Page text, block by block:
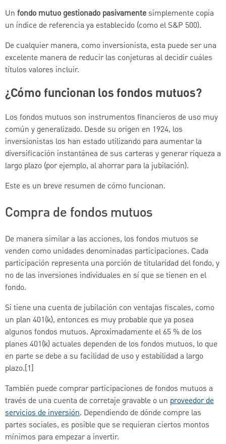
Un fondo mutuo gestionado pasivamentesimplemente copia
un índice de referencia ya establecido (como el S&P 500).
De cualquier manera, como inversionista, esta puede ser una
excelente manera de reducir las conjeturas al decidir cuáles
títulos valores incluir.
¿Cómo funcionan los fondos mutuos?
Los fondos mutuos son instrumentos financieros de uso muy
común y generalizado. Desde su origen en 1924, los
inversionistas los han estado utilizando para aumentar la
diversificación instantánea de sus carteras y generar riqueza a
largo plazo (por ejemplo, al ahorrar para la jubilación).
Este es un breve resumen de cómo funcionan.
Compra de fondos mutuos
De manera similar a las acciones, los fondos mutuos se
venden como unidades denominadas participaciones. Cada
participación representa una porción de titularidad del fondo, y
no de las inversiones individuales en sí que se tienen en el
fondo.
Si tiene una cuenta de jubilación con ventajas fiscales, como
un plan 401(k), entonces es muy probable que ya posea
algunos fondos mutuos. Aproximadamente el 65 % de los
planes 401(k) actuales dependen de los fondos mutuos, lo que
en parte se debe a su facilidad de uso y estabilidad a largo
plazo.[1]
También puede comprar participaciones de fondos mutuos a
través de una cuenta de corretaje gravable o un proveedor de
servicios de inversión. Dependiendo de dónde compre las
partes sociales, es posible que se requieran ciertos montos
mínimos para empezar a invertir.